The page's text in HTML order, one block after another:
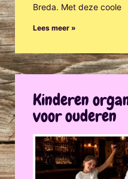
Breda. Met deze coole
Lees meer »
Kinderen
voor ouderen